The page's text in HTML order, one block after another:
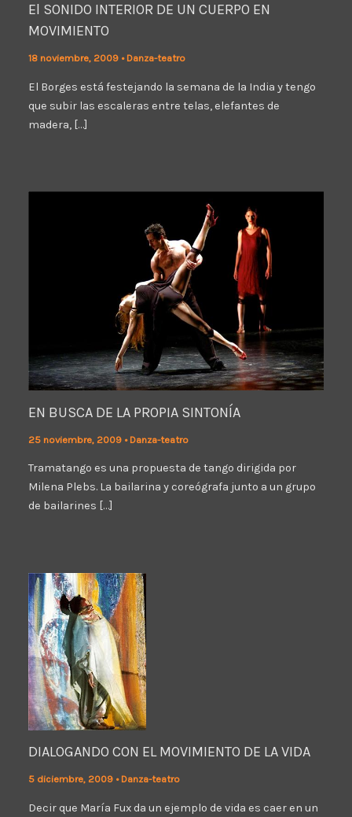
El SONIDO INTERIOR DE UN CUERPO EN
MOVIMIENTO
18 noviembre, 2009 • Danza-teatro
El Borges está festejando la semana de la India y tengo
que subir las escaleras entre telas, elefantes de
madera, […]
EN BUSCA DE LA PROPIA SINTONÍA
25 noviembre, 2009 • Danza-teatro
Tramatango es una propuesta de tango dirigida por
Milena Plebs. La bailarina y coreógrafa junto a un grupo
de bailarines […]
DIALOGANDO CON EL MOVIMIENTO DE LA VIDA
5 diciembre, 2009 • Danza-teatro
Decir que María Fux da un ejemplo de vida es caer en un